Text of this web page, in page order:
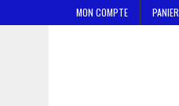
MON COMPTE PANIER